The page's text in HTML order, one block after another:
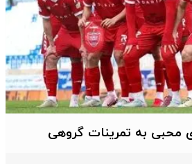
به تمرینات گروهی